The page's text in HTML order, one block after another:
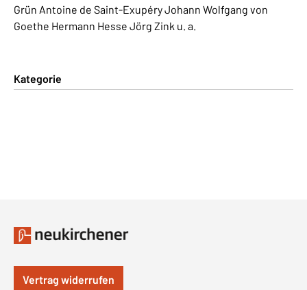
Grün Antoine de Saint-Exupéry Johann Wolfgang von
Goethe Hermann Hesse Jörg Zink u. a.
Kategorie
Vertrag widerrufen